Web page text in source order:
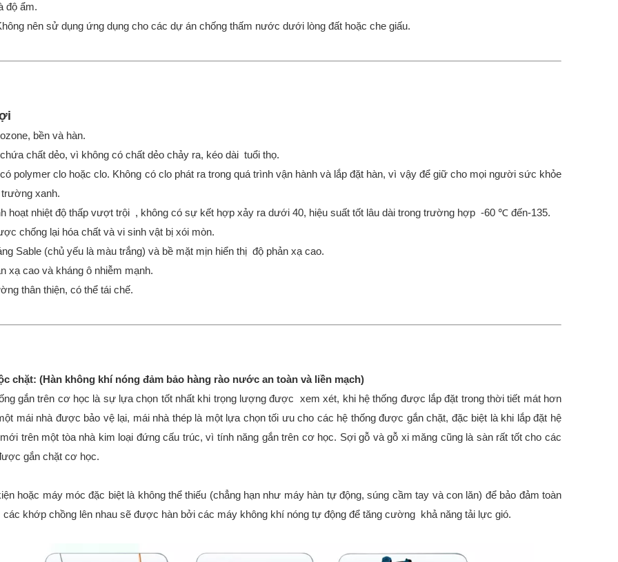
độ ẩm.
nên sử dụng ứng dụng cho các dự án chống thấm nước dưới lòng đất hoặc che giấu.
bền và hàn.
chất dẻo, vì không có chất dẻo chảy ra, kéo dài tuổi thọ.
polymer clo hoặc clo. Không có clo phát ra trong quá trình vận hành và lắp đặt hàn, vì vậy để giữ cho mọi người sức khỏe
xanh.
hoạt nhiệt độ thấp vượt trội , không có sự kết hợp xảy ra dưới 40, hiệu suất tốt lâu dài trong trường hợp -60 ℃ đến-135.
chống lại hóa chất và vi sinh vật bị xói mòn.
Sable (chủ yếu là màu trắng) và bề mặt mịn hiển thị độ phản xạ cao.
xạ cao và kháng ô nhiễm mạnh.
thân thiện, có thể tái chế.
chặt: (Hàn không khí nóng đảm bảo hàng rào nước an toàn và liền mạch)
gắn trên cơ học là sự lựa chọn tốt nhất khi trọng lượng được xem xét, khi hệ thống được lắp đặt trong thời tiết mát hơn
mái nhà được bảo vệ lại, mái nhà thép là một lựa chọn tối ưu cho các hệ thống được gắn chặt, đặc biệt là khi lắp đặt hệ
trên một tòa nhà kim loại đứng cấu trúc, vì tính năng gắn trên cơ học. Sợi gỗ và gỗ xi măng cũng là sàn rất tốt cho các
gắn chặt cơ học.
hoặc máy móc đặc biệt là không thể thiếu (chẳng hạn như máy hàn tự động, súng cầm tay và con lăn) để bảo đảm toàn
các khớp chồng lên nhau sẽ được hàn bởi các máy không khí nóng tự động để tăng cường khả năng tải lực gió.